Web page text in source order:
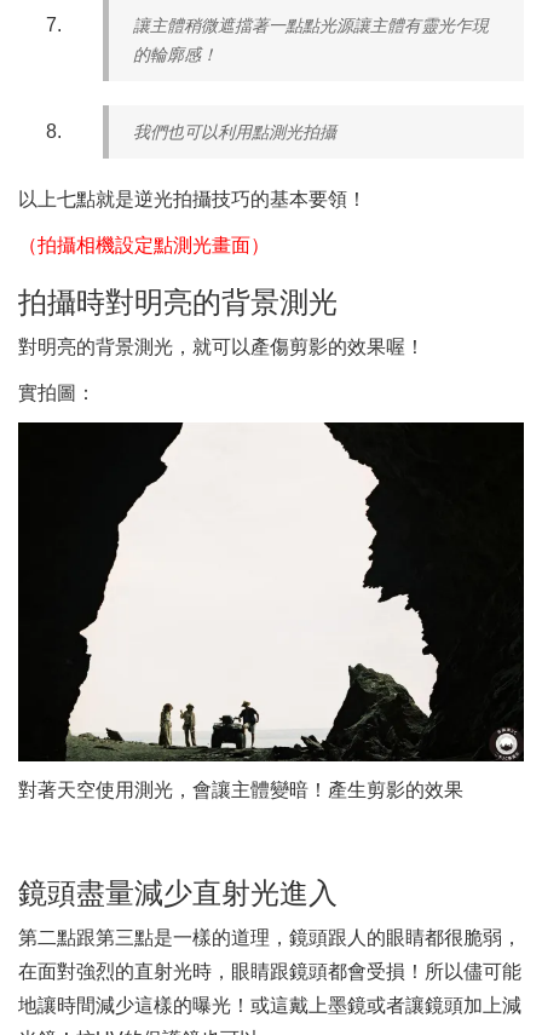
讓主體稍微遮擋著一點點光源讓主體有靈光乍現
的輪廓感！
我們也可以利用點測光拍攝
以上七點就是逆光拍攝技巧的基本要領！
（拍攝相機設定點測光畫面）
拍攝時對明亮的背景測光
對明亮的背景測光，就可以產傷剪影的效果喔！
實拍圖：
對著天空使用測光，會讓主體變暗！產生剪影的效果
鏡頭盡量減少直射光進入
第二點跟第三點是一樣的道理，鏡頭跟人的眼睛都很脆弱，
在面對強烈的直射光時，眼睛跟鏡頭都會受損！所以儘可能
地讓時間減少這樣的曝光！或這戴上墨鏡或者讓鏡頭加上減